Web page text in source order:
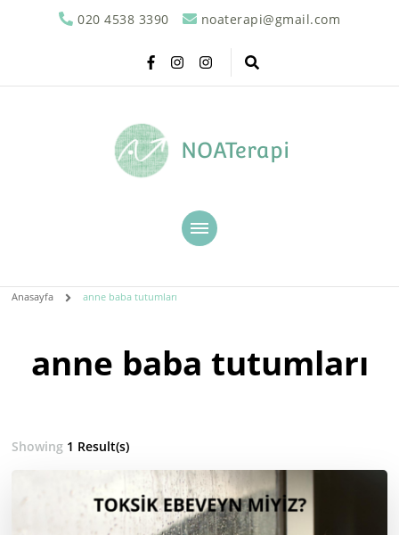
020 4538 3390 noaterapi@gmail.com
NOATerapi
Anasayfa anne baba tutumları
anne baba tutumları
Showing 1 Result(s)